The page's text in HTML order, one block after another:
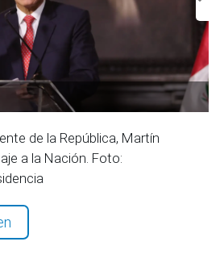
de la República, Martín
a la Nación. Foto: